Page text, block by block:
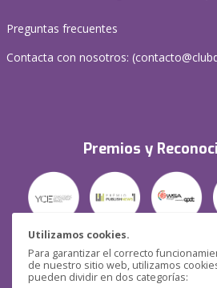
Utilizamos cookies.
Para garantizar el correcto
de nuestro sitio web, utilizamos
pueden dividir en dos categorías:
Preguntas frecuentes
Contacta con nosotros: (
Premios y
Seguridad